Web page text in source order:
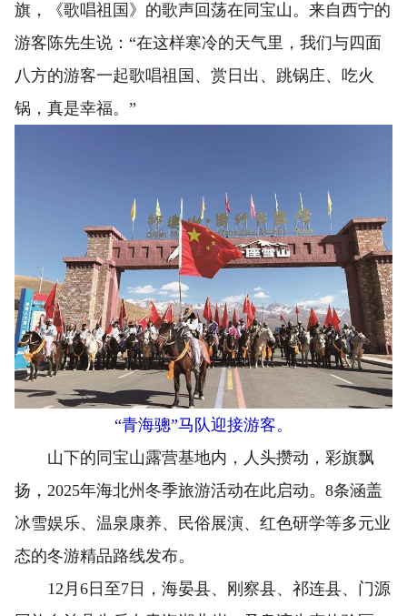
旗，《歌唱祖国》的歌声回荡在同宝山。来自西宁的
游客陈先生说：“在这样寒冷的天气里，我们与四面
八方的游客一起歌唱祖国、赏日出、跳锅庄、吃火
锅，真是幸福。”
“青海骢”马队迎接游客。
山下的同宝山露营基地内，人头攒动，彩旗飘
扬，2025年海北州冬季旅游活动在此启动。8条涵盖
冰雪娱乐、温泉康养、民俗展演、红色研学等多元业
态的冬游精品路线发布。
12月6日至7日，海晏县、刚察县、祁连县、门源